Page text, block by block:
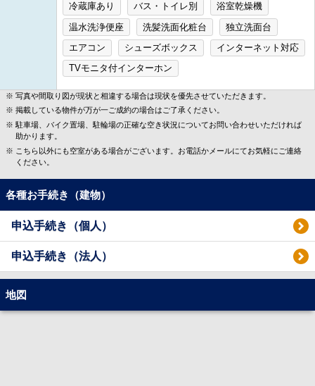
冷蔵庫あり
バス・トイレ別
浴室乾燥機
温水洗浄便座
洗髪洗面化粧台
独立洗面台
エアコン
シューズボックス
インターネット対応
TVモニタ付インターホン
写真や間取り図が現状と相違する場合は現状を優先させていただきます。
掲載している物件が万が一ご成約の場合はご了承ください。
駐車場、バイク置場、駐輪場の正確な空き状況についてお問い合わせいただければ
助かります。
こちら以外にも空室がある場合がございます。お電話かメールにてお気軽にご連絡
ください。
各種お手続き（建物）
申込手続き（個人）
申込手続き（法人）
地図